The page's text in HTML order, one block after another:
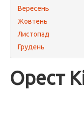
Вересень
Жовтень
Листопад
Грудень
Орест